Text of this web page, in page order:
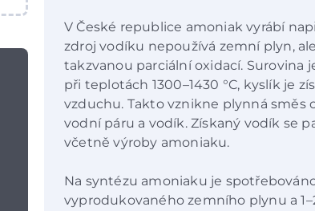
V České republice amoniak vyrábí
zdroj vodíku nepoužívá zemní plyn,
takzvanou parciální oxidací. Surovina
při teplotách 1300–1430 °C, kyslík je
vzduchu. Takto vznikne plynná směs
vodní páru a vodík. Získaný vodík se
včetně výroby amoniaku.
Na syntézu amoniaku je
vyprodukovaného zemního plynu a